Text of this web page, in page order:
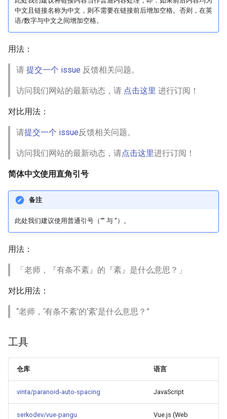
中文且链接名称为中文，则不需要在链接前后增加空格。否则，在英
语/数字与中文之间增加空格。
用法：
请 提交一个 issue 反馈相关问题。
访问我们网站的最新动态，请 点击这里 进行订阅！
对比用法：
请提交一个 issue反馈相关问题。
访问我们网站的最新动态，请点击这里进行订阅！
简体中文使用直角引号
备注
此处我们建议使用普通引号（“” 与 ‘’）。
用法：
「老师，『有条不紊』的『紊』是什么意思？」
对比用法：
“老师，‘有条不紊’的‘紊’是什么意思？”
工具
仓库 语言
vinta/paranoid-auto-spacing JavaScript
serkodev/vue-pangu
Vue.js (Web